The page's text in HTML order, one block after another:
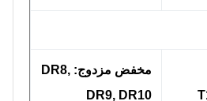
مخفض مزدوج: DR8,
DR9, DR10